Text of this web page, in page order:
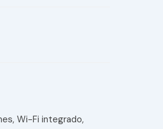
Wi-Fi integrado,